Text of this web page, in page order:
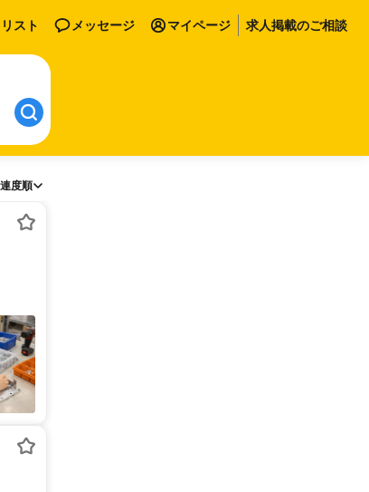
スト メッセージ マイページ 求人掲載のご相談
度順